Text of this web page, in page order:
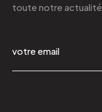
toute notre actualité